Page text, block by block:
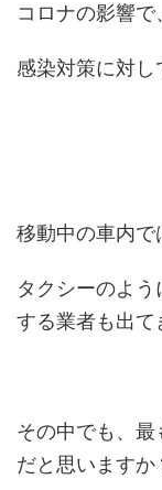
コロナの影響
感染対策に対し
移動中の車内で
タクシーのよ
する業者も出て
その中でも、
だと思いますか